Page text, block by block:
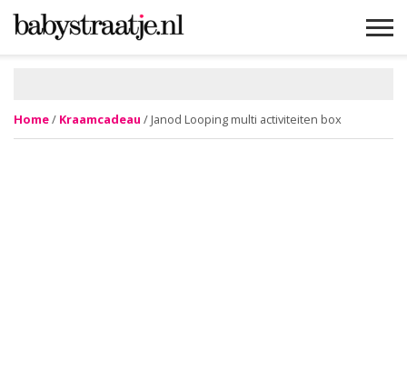
Home/ Kraamcadeau / Janod Looping multi activiteiten box